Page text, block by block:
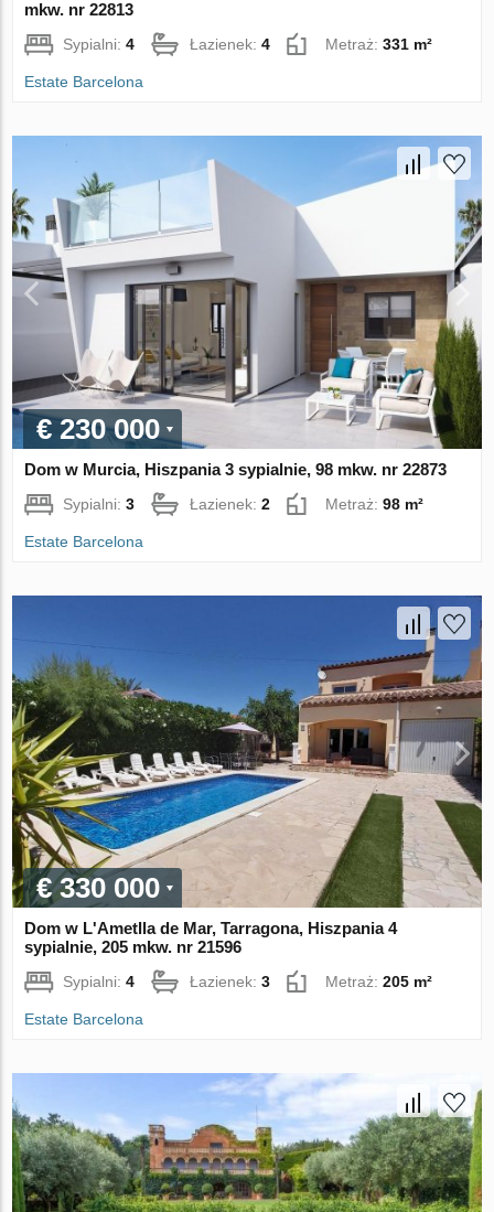
mkw. nr 22813
Sypialni:4 Łazienek:4 Metraż:331 m²
Estate Barcelona
€ 230 000
Dom w Murcia, Hiszpania 3 sypialnie, 98 mkw. nr 22873
Sypialni:3 Łazienek:2 Metraż:98 m²
Estate Barcelona
€ 330 000
Dom w L'Ametlla de Mar, Tarragona, Hiszpania 4
sypialnie, 205 mkw. nr 21596
Sypialni:4 Łazienek:3 Metraż:205 m²
Estate Barcelona